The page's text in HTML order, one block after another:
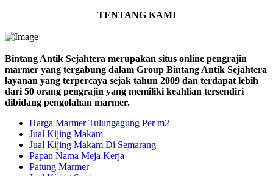
TENTANG KAMI
Bintang Antik Sejahtera merupakan situs online pengrajin
marmer yang tergabung dalam Group Bintang Antik Sejahtera
layanan yang terpercaya sejak tahun 2009 dan terdapat lebih
dari 50 orang pengrajin yang memiliki keahlian tersendiri
dibidang pengolahan marmer.
Harga Marmer Tulungagung Per m2
Jual Kijing Makam
Jual Kijing Makam Di Semarang
Papan Nama Meja Kerja
Patung Marmer